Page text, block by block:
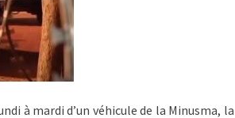
à mardi d’un véhicule de la Minusma, la